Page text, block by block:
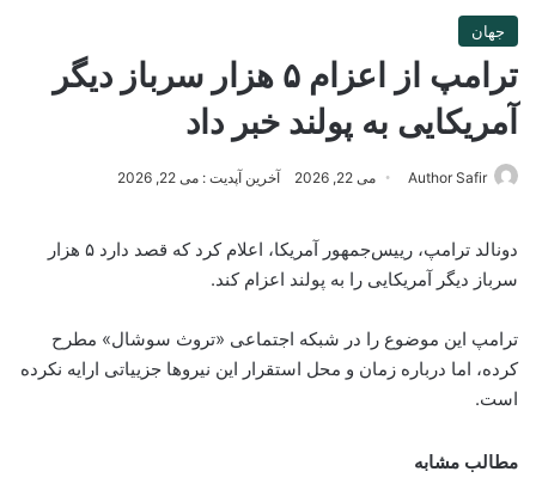
جهان
ترامپ از اعزام ۵ هزار سرباز دیگر
آمریکایی به پولند خبر داد
Author Safir می 22, 2026 آخرین آپدیت : می 22, 2026
دونالد ترامپ، رییس‌جمهور آمریکا، اعلام کرد که قصد دارد ۵ هزار
سرباز دیگر آمریکایی را به پولند اعزام کند.
ترامپ این موضوع را در شبکه اجتماعی «تروث سوشال» مطرح
کرده، اما درباره زمان و محل استقرار این نیروها جزییاتی ارایه نکرده
است.
مطالب مشابه